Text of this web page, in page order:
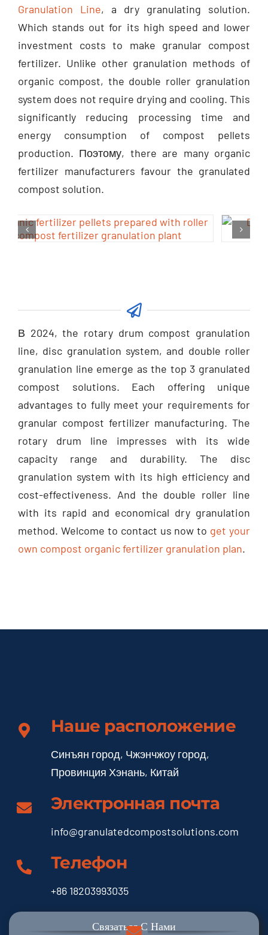
Which stands out for its high speed and lower
investment costs to make granular compost
fertilizer.Unlike other granulation methods of
organic compost ,the double roller granulation
system does not require drying and cooling.This
significantly reducing processing time and
energy consumption of compost pellets
production. Поэтому,
there are many organic
fertilizer manufacturers favour the granulated
compost solution.
В 2024,the rotary drum compost granulation
line,disc granulation system,and double roller
granulation line emerge as the top 3 granulated
compost solutions. Each offering unique
advantages to fully meet your requirements for
granular compost fertilizer manufacturing.The
rotary drum line impresses with its wide
capacity range and durability.
The disc
granulation system with its high efficiency and
cost-effectiveness.And the double roller line
with its rapid and economical dry granulation
method. Welcome to contact us now to get your
own compost organic fertilizer granulation plan.
Синъян город, Чжэнчжоу город,
Провинция Хэнань, Китай
Электронная почта
info@granulatedcompostsolutions.com
Телефон
+86 18203993035